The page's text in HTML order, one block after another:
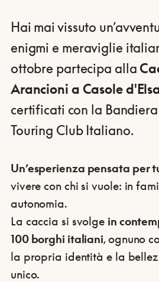
Hai mai vissuto
enigmi e meraviglie
ottobre partecipa alla
Arancioni a Casole
certificati con la
Touring Club Italiano.
Un’esperienza pensata per
vivere con chi si vuole: in
autonomia.
La caccia si svolge in
100 borghi italiani, ognuno
la propria identità e la
unico.